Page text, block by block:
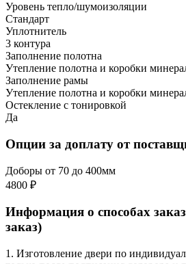
Уровень тепло/шумоизоляции
Стандарт
Уплотнитель
3 контура
Заполнение полотна
Утепление полотна и коробки
Заполнение рамы
Утепление полотна и коробки
Остекление с тонировкой
Да
Опции за доплату от
Доборы от 70 до 400мм
4800 ₽
Информация о способах
заказ)
1. Изготовление двери по